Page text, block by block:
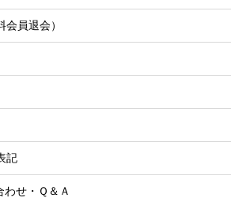
員退会）
記
せ・Ｑ＆Ａ